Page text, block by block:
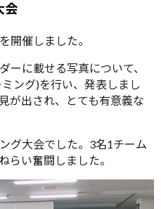
会
開催しました。
ーに載せる写真について、
ング)を行い、発表しまし
が出され、とても有意義な
グ大会でした。3名1チーム
らい奮闘しました。